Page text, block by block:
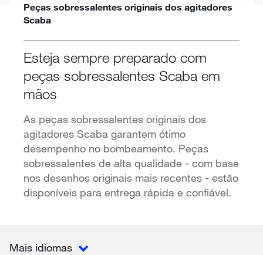
Peças sobressalentes originais dos agitadores
Scaba
Esteja sempre preparado com
peças sobressalentes Scaba em
mãos
As peças sobressalentes originais dos
agitadores Scaba garantem ótimo
desempenho no bombeamento. Peças
sobressalentes de alta qualidade - com base
nos desenhos originais mais recentes - estão
disponíveis para entrega rápida e confiável.
Mais idiomas